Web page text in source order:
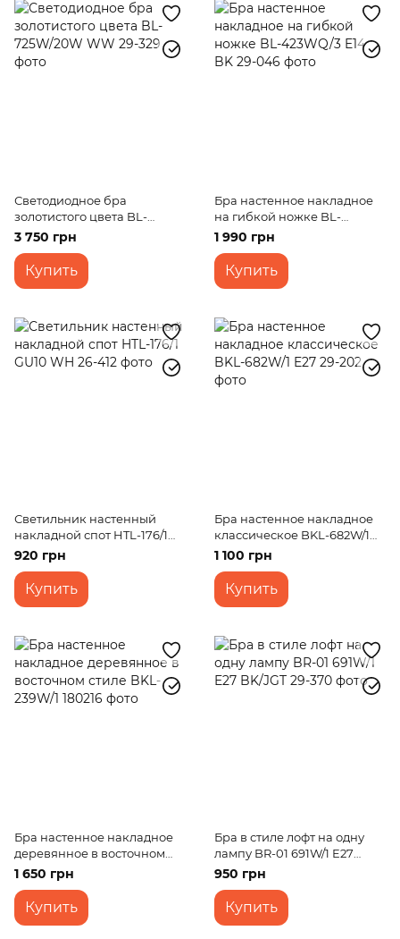
Светодиодное бра
золотистого цвета BL-
725W/20W WW
3 750 грн
Купить
Бра настенное накладное
на гибкой ножке BL-
423WQ/3 E14 BK
1 990 грн
Купить
Светильник настенный
накладной спот HTL-176/1
GU10 WH
920 грн
Купить
Бра настенное накладное
классическое BKL-682W/1
E27
1 100 грн
Купить
Бра настенное накладное
деревянное в восточном
стиле BKL-239W/1
1 650 грн
Купить
Бра в стиле лофт на одну
лампу BR-01 691W/1 E27
BK/JGT
950 грн
Купить